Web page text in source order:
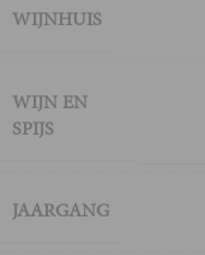
WIJNHUIS
WIJN EN
SPIJS
JAARGANG